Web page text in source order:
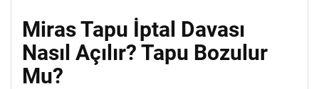
Miras Tapu İptal Davası
Nasıl Açılır? Tapu Bozulur
Mu?